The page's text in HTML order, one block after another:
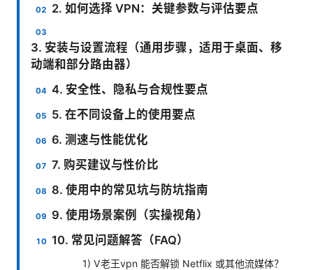
2. 如何选择 VPN：关键参数与评估要点
3. 安装与设置流程（通用步骤，适用于桌面、移
动端和部分路由器）
4. 安全性、隐私与合规性要点
5. 在不同设备上的使用要点
6. 测速与性能优化
7. 购买建议与性价比
8. 使用中的常见坑与防坑指南
9. 使用场景案例（实操视角）
10. 常见问题解答（FAQ）
1) V老王vpn 能否解锁 Netflix 或其他流媒体？